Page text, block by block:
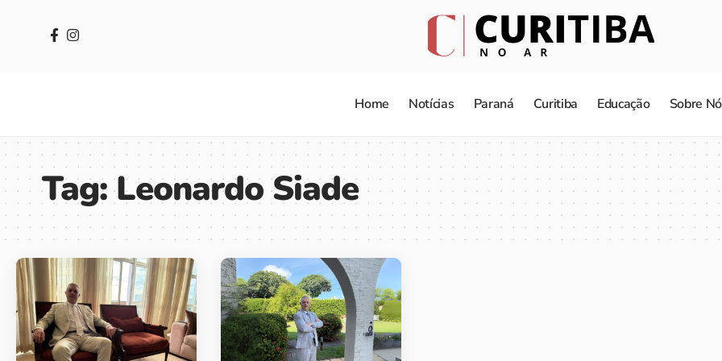
Home Notícias Paraná Curitiba Educação Sobre
Tag:Leonardo Siade